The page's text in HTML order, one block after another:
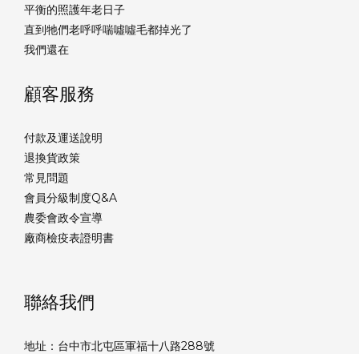
平衡的照護年老日子
直到牠們老呼呼喘噓噓毛都掉光了
我們還在
顧客服務
付款及運送說明
退換貨政策
常見問題
會員分級制度Q&A
農委會政令宣導
廠商檢疫表證明書
聯絡我們
地址：台中市北屯區軍福十八路288號